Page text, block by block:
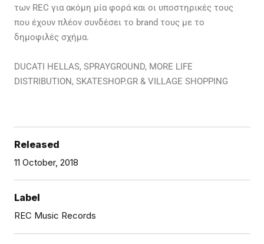
των REC για ακόμη μία φορά και οι υποστηρικές τους
που έχουν πλέον συνδέσει το brand τους με το
δημοφιλές σχήμα.
DUCATI HELLAS, SPRAYGROUND, MORE LIFE
DISTRIBUTION, SKATESHOP.GR & VILLAGE SHOPPING
Released
11 October, 2018
Label
REC Music Records